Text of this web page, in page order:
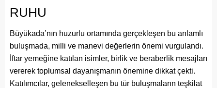
RUHU
Büyükada’nın huzurlu ortamında gerçekleşen bu anlamlı
buluşmada, milli ve manevi değerlerin önemi vurgulandı.
İftar yemeğine katılan isimler, birlik ve beraberlik mesajları
vererek toplumsal dayanışmanın önemine dikkat çekti.
Katılımcılar, gelenekselleşen bu tür buluşmaların teşkilat